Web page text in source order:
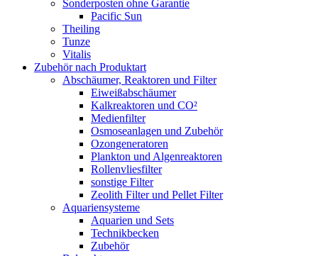
Sonderposten ohne Garantie
Pacific Sun
Theiling
Tunze
Vitalis
Zubehör nach Produktart
Abschäumer, Reaktoren und Filter
Eiweißabschäumer
Kalkreaktoren und CO²
Medienfilter
Osmoseanlagen und Zubehör
Ozongeneratoren
Plankton und Algenreaktoren
Rollenvliesfilter
sonstige Filter
Zeolith Filter und Pellet Filter
Aquariensysteme
Aquarien und Sets
Technikbecken
Zubehör